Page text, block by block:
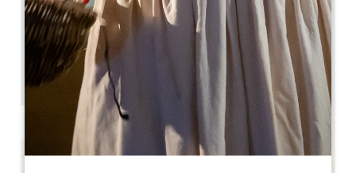
3.9 km
3
6 люди
Скопируйте GPS-код